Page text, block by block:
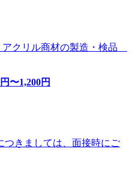
アクリル商材の製造・検品
円〜1,200円
つきましては、面接時にご